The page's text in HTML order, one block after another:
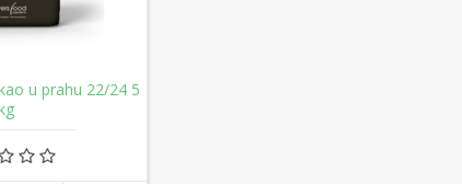
u prahu 22/24 5